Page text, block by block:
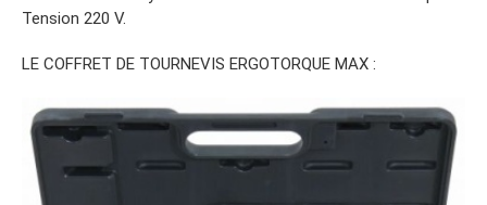
Tension 220 V.
LE COFFRET DE TOURNEVIS ERGOTORQUE MAX :